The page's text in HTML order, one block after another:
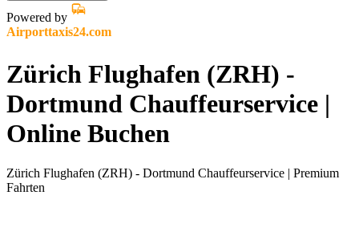
Powered by
Airporttaxis24.com
Zürich Flughafen (ZRH) -
Dortmund Chauffeurservice |
Online Buchen
Zürich Flughafen (ZRH) - Dortmund Chauffeurservice | Premium
Fahrten